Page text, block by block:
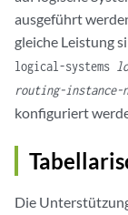
ausgeführt
gleiche Leistung
logical-systems
routing-instance-
konfiguriert
Die